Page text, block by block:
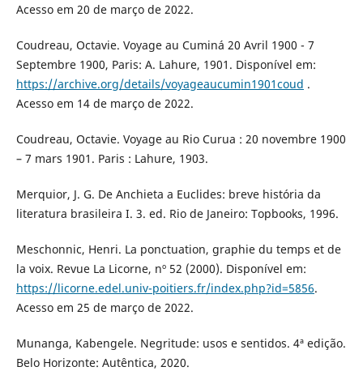
Acesso em 20 de março de 2022.
Coudreau, Octavie. Voyage au Cuminá 20 Avril 1900 - 7
Septembre 1900, Paris: A. Lahure, 1901. Disponível em:
https://archive.org/details/voyageaucumin1901coud .
Acesso em 14 de março de 2022.
Coudreau, Octavie. Voyage au Rio Curua : 20 novembre 1900
– 7 mars 1901. Paris : Lahure, 1903.
Merquior, J. G. De Anchieta a Euclides: breve história da
literatura brasileira I. 3. ed. Rio de Janeiro: Topbooks, 1996.
Meschonnic, Henri. La ponctuation, graphie du temps et de
la voix. Revue La Licorne, nº 52 (2000). Disponível em:
https://licorne.edel.univ-poitiers.fr/index.php?id=5856.
Acesso em 25 de março de 2022.
Munanga, Kabengele. Negritude: usos e sentidos. 4ª edição.
Belo Horizonte: Autêntica, 2020.